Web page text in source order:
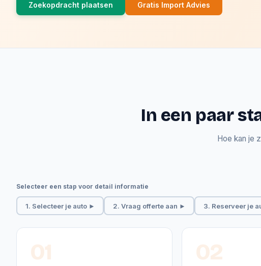
Zoekopdracht plaatsen Gratis Import Advies
In een paar
Hoe kan je
Selecteer een stap voor detail informatie
1. Selecteer je auto ► 2. Vraag offerte aan ► 3. Reserveer je
01 02